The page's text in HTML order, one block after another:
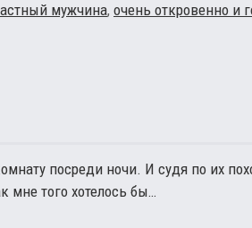
мужчина, очень откровенно и
посреди ночи. И судя по их
мне того хотелось бы…